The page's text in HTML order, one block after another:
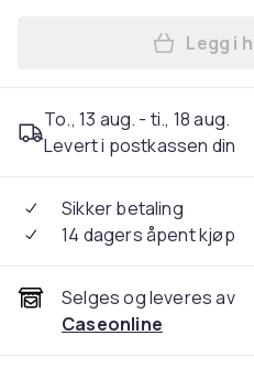
Legg i
To., 13 aug. - ti., 18 aug.
Levert i postkassen din
Sikker betaling
14 dagers åpent kjøp
Selges og leveres av
Caseonline